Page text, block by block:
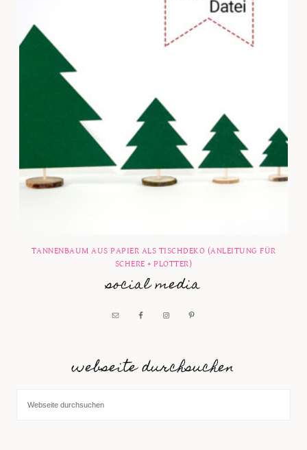
TANNENBAUM AUS PAPIER ALS TISCHDEKO (ANLEITUNG FÜR
SCHERE + PLOTTER)
social media
webseite durchsuchen